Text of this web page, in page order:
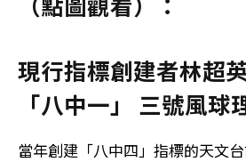
現行指標創建者林超
「八中一」 三號風球
當年創建「八中四」指標的天文